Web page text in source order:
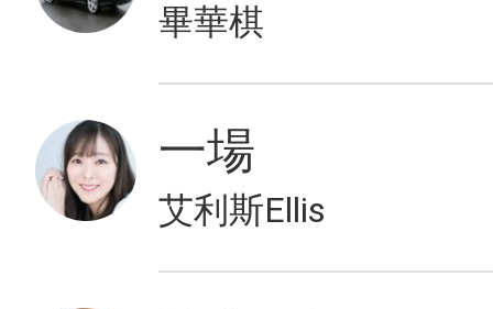
畢華棋
一場
艾利斯Ellis